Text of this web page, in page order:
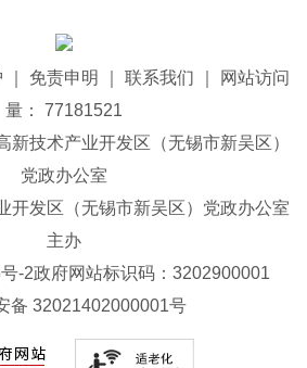
免责申明 联系我们
网站访问
量： 77181521
新技术产业开发区（无锡市新吴区）
党政办公室
开发区（无锡市新吴区）党政办公室
主办
-2政府网站标识码：3202900001
备 32021402000001号